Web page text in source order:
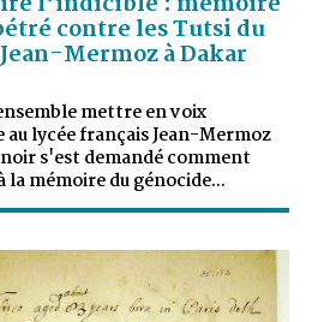
contre les Tutsi du
Mermoz à Dakar
mettre en voix
lycée français Jean-Mermoz
s'est demandé comment
la mémoire du génocide...